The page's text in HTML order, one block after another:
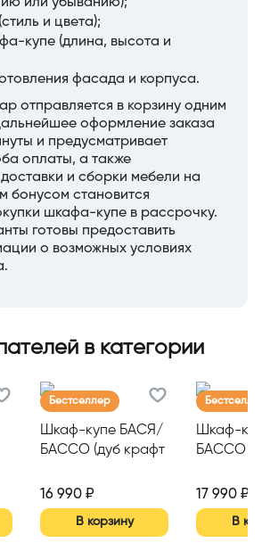
и цвета);
купе (длина, высота и
фасада и корпуса.
отправляется в корзину одним
оформление заказа
и предусматривает
оплаты, а также
и сборки мебели на
бонусом становится
шкафа-купе в рассрочку.
готовы предоставить
о возможных условиях
в категории
Бестселлер
Шкаф-купе БАСЯ/
БАССО (дуб крафт
камень NEW)
16 990 ₽
В корзину
Шкаф-
БАССО
дерево)
17 990 ₽
В